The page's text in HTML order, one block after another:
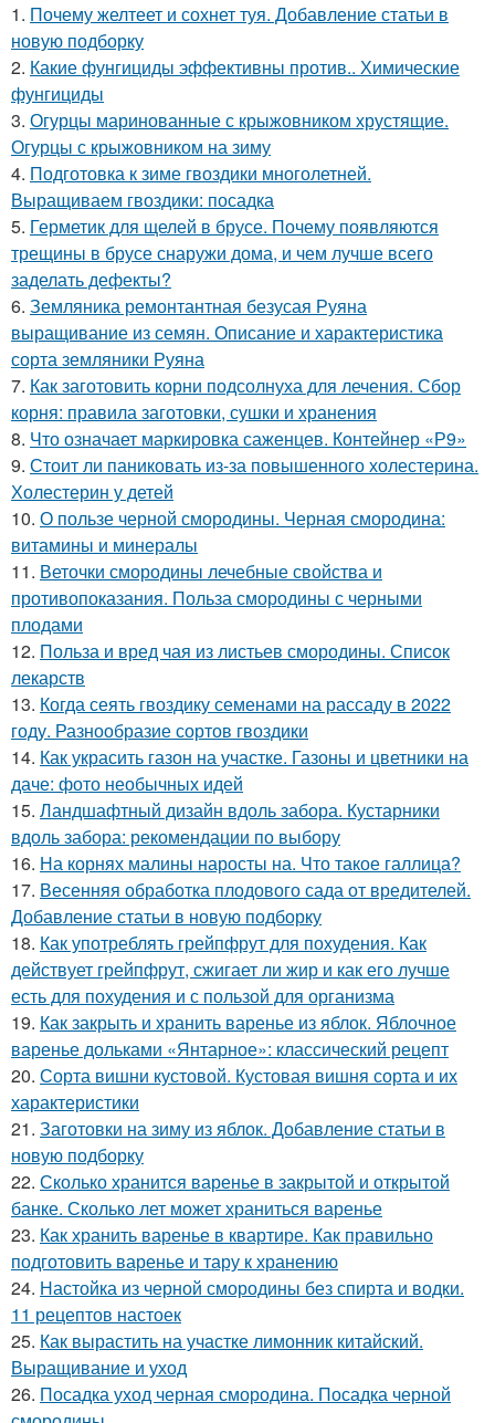
1. Почему желтеет и сохнет туя. Добавление статьи в
новую подборку
2. Какие фунгициды эффективны против.. Химические
фунгициды
3. Огурцы маринованные с крыжовником хрустящие.
Огурцы с крыжовником на зиму
4. Подготовка к зиме гвоздики многолетней.
Выращиваем гвоздики: посадка
5. Герметик для щелей в брусе. Почему появляются
трещины в брусе снаружи дома, и чем лучше всего
заделать дефекты?
6. Земляника ремонтантная безусая Руяна
выращивание из семян. Описание и характеристика
сорта земляники Руяна
7. Как заготовить корни подсолнуха для лечения. Сбор
корня: правила заготовки, сушки и хранения
8. Что означает маркировка саженцев. Контейнер «Р9»
9. Стоит ли паниковать из-за повышенного холестерина.
Холестерин у детей
10. О пользе черной смородины. Черная смородина:
витамины и минералы
11. Веточки смородины лечебные свойства и
противопоказания. Польза смородины с черными
плодами
12. Польза и вред чая из листьев смородины. Список
лекарств
13. Когда сеять гвоздику семенами на рассаду в 2022
году. Разнообразие сортов гвоздики
14. Как украсить газон на участке. Газоны и цветники на
даче: фото необычных идей
15. Ландшафтный дизайн вдоль забора. Кустарники
вдоль забора: рекомендации по выбору
16. На корнях малины наросты на. Что такое галлица?
17. Весенняя обработка плодового сада от вредителей.
Добавление статьи в новую подборку
18. Как употреблять грейпфрут для похудения. Как
действует грейпфрут, сжигает ли жир и как его лучше
есть для похудения и с пользой для организма
19. Как закрыть и хранить варенье из яблок. Яблочное
варенье дольками «Янтарное»: классический рецепт
20. Сорта вишни кустовой. Кустовая вишня сорта и их
характеристики
21. Заготовки на зиму из яблок. Добавление статьи в
новую подборку
22. Сколько хранится варенье в закрытой и открытой
банке. Сколько лет может храниться варенье
23. Как хранить варенье в квартире. Как правильно
подготовить варенье и тару к хранению
24. Настойка из черной смородины без спирта и водки.
11 рецептов настоек
25. Как вырастить на участке лимонник китайский.
Выращивание и уход
26. Посадка уход черная смородина. Посадка черной